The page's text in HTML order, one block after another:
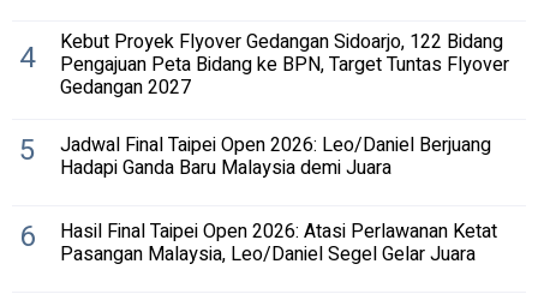
4 Kebut Proyek Flyover Gedangan Sidoarjo, 122 Bidang
Pengajuan Peta Bidang ke BPN, Target Tuntas Flyover
Gedangan 2027
5 Jadwal Final Taipei Open 2026: Leo/Daniel Berjuang
Hadapi Ganda Baru Malaysia demi Juara
6 Hasil Final Taipei Open 2026: Atasi Perlawanan Ketat
Pasangan Malaysia, Leo/Daniel Segel Gelar Juara